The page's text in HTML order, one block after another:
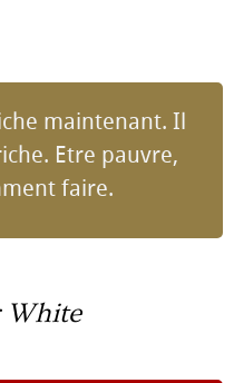
maintenant. Il
Etre pauvre,
faire.
White